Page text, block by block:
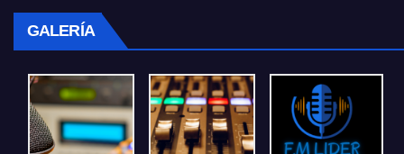
GALERÍA